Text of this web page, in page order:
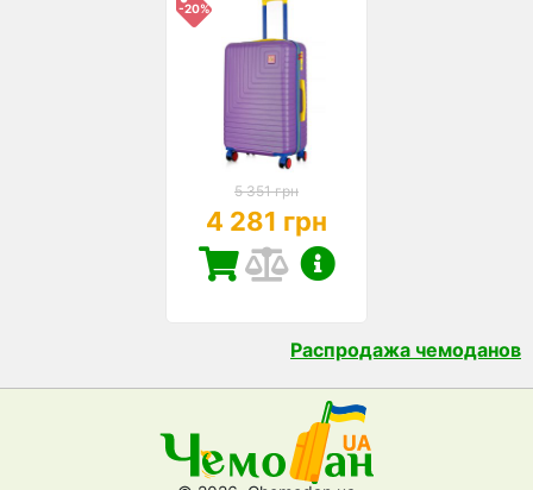
-20%
5 351 грн
4 281 грн
Распродажа чемоданов